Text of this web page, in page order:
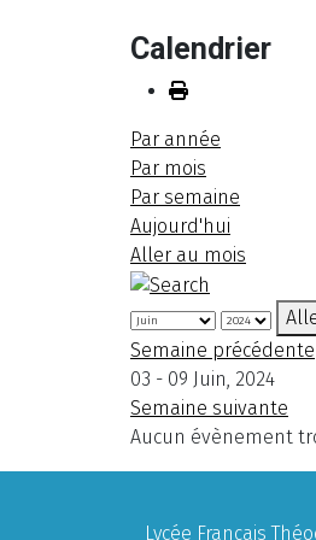
Calendrier
Par année
Par mois
Par semaine
Aujourd'hui
Aller au mois
Semaine précédente
03 - 09 Juin, 2024
Semaine suivante
Aucun évènement
Lycée Français